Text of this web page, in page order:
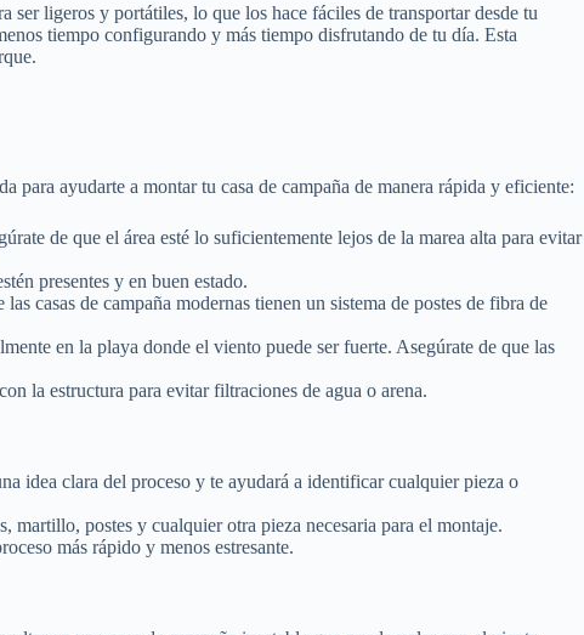
ser ligeros y portátiles, lo que los hace fáciles de transportar desde tu
tiempo configurando y más tiempo disfrutando de tu día. Esta
para ayudarte a montar tu casa de campaña de manera rápida y eficiente:
de que el área esté lo suficientemente lejos de la marea alta para evitar
presentes y en buen estado.
casas de campaña modernas tienen un sistema de postes de fibra de
en la playa donde el viento puede ser fuerte. Asegúrate de que las
la estructura para evitar filtraciones de agua o arena.
idea clara del proceso y te ayudará a identificar cualquier pieza o
martillo, postes y cualquier otra pieza necesaria para el montaje.
más rápido y menos estresante.